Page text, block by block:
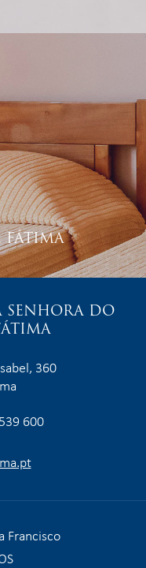
FÁTIMA
SENHORA DO
360
600
Francisco